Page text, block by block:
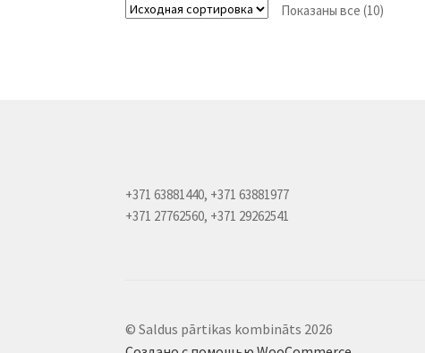
Показаны все (10)
+371 63881440, +371 63881977
+371 27762560, +371 29262541
© Saldus pārtikas kombināts 2026